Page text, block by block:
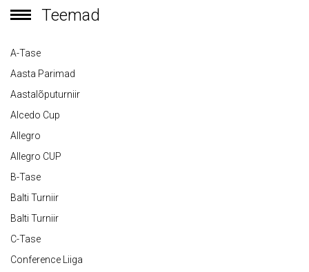
Teemad
A-Tase
Aasta Parimad
Aastalõputurniir
Alcedo Cup
Allegro
Allegro CUP
B-Tase
Balti Turniir
Balti Turniir
C-Tase
Conference Liiga